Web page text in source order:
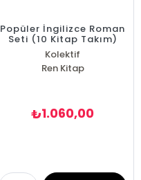
Popüler İngilizce Roman
Seti (10 Kitap Takım)
Kolektif
Ren Kitap
₺1.060,00